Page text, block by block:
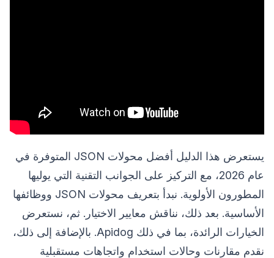
يستعرض هذا الدليل أفضل محولات JSON المتوفرة في
عام 2026، مع التركيز على الجوانب التقنية التي يوليها
المطورون الأولوية. نبدأ بتعريف محولات JSON ووظائفها
الأساسية. بعد ذلك، نناقش معايير الاختيار. ثم، نستعرض
الخيارات الرائدة، بما في ذلك Apidog. بالإضافة إلى ذلك،
نقدم مقارنات وحالات استخدام واتجاهات مستقبلية